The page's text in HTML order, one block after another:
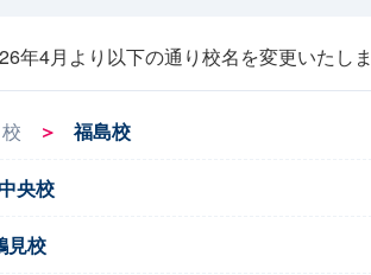
年4月より以下の通り校名を変更いたしま
＞ 福島校
央校
見校